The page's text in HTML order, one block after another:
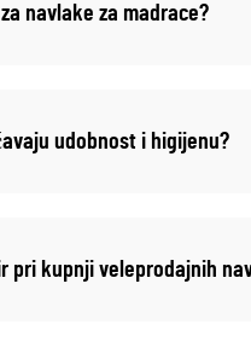
navlake za madrace?
udobnost i higijenu?
kupnji veleprodajnih